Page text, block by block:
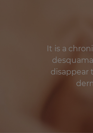
It is a
disappear